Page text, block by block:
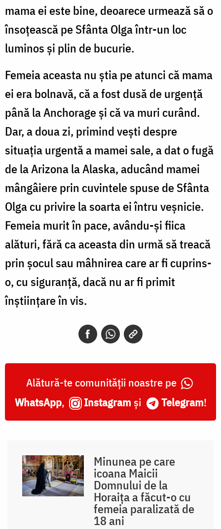
mama ei este bine, deoarece urmează să o
însoțească pe Sfânta Olga într-un loc
luminos și plin de bucurie.
Femeia aceasta nu știa pe atunci că mama
ei era bolnavă, că a fost dusă de urgență
până la Anchorage și că va muri curând.
Dar, a doua zi, primind vești despre
situația urgentă a mamei sale, a dat o fugă
de la Arizona la Alaska, aducând mamei
mângâiere prin cuvintele spuse de Sfânta
Olga cu privire la soarta ei întru veșnicie.
Femeia murit în pace, avându-și fiica
alături, fără ca aceasta din urmă să treacă
prin șocul sau mâhnirea care ar fi cuprins-
o, cu siguranță, dacă nu ar fi primit
înștiințare în vis.
Alătură-te comunității noastre pe
WhatsApp, Instagram și Telegram!
Minunea pe care
icoana Maicii
Domnului de la
Horaița a făcut-o cu
femeia paralizată de
18 ani